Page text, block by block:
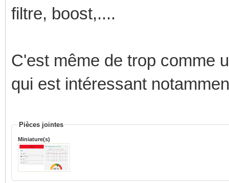
filtre, boost,....
C'est même de trop comme
qui est intéressant
Pièces jointes
Miniature(s)